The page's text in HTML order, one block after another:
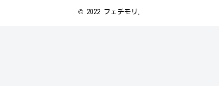
© 2022 フェチモリ.